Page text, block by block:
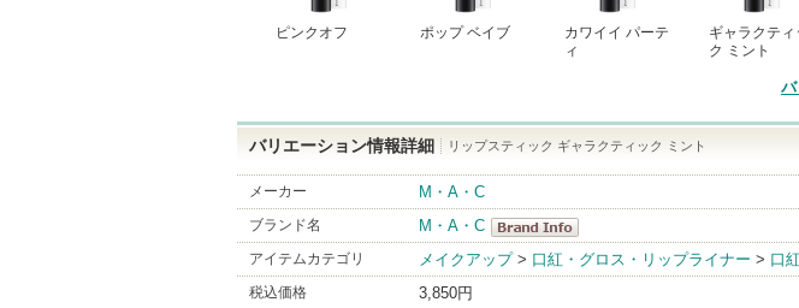
ピンクオフ ポップ ベイブ
カワイイ パーテ
ィ
ギャラクティ
ク ミント
バリエーション情報詳細 リップスティック ギャラクティック ミント
メーカー M・A・C
ブランド名
M・A・C
M・A・C
BrandInfo
アイテムカテゴリ メイクアップ> 口紅・グロス・リップライナー > 口紅
税込価格 3,850円